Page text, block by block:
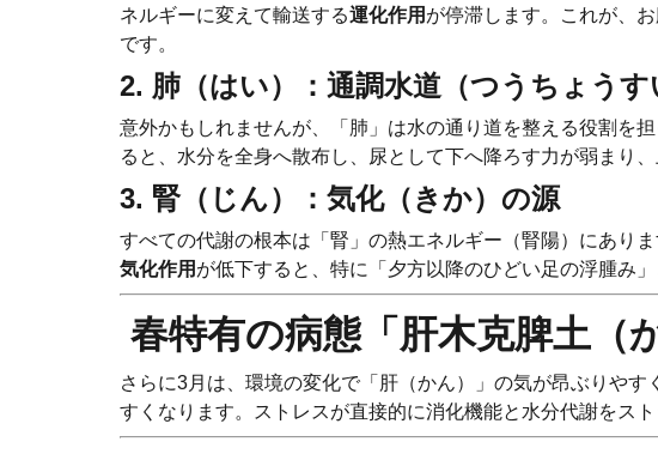
ネルギーに変えて輸送する運化作用 が停滞します。これが、
です。
2. 肺（はい）：通調水道（つうちょうす
意外かもしれませんが、「肺」は水の通り道を整える役割を
ると、水分を全身へ散布し、尿として下へ降ろす力が弱まり
3. 腎（じん）：気化（きか）の源
すべての代謝の根本は「腎」の熱エネルギー（腎陽）にあり
気化作用 が低下すると、特に「夕方以降のひどい足の浮腫み」
春特有の病態「肝木克脾土（
さらに3月は、環境の変化で「肝（かん）」の気が昂ぶりや
すくなります。ストレスが直接的に消化機能と水分代謝をスト